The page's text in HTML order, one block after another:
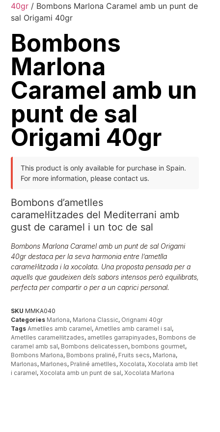
40gr / Bombons Marlona Caramel amb un punt de
sal Origami 40gr
Bombons
Marlona
Caramel amb un
punt de sal
Origami 40gr
This product is only available for purchase in Spain.
For more information, please contact us.
Bombons d’ametlles
caramel·litzades del Mediterrani amb
gust de caramel i un toc de sal
Bombons Marlona Caramel amb un punt de sal Origami
40gr destaca per la seva harmonia entre l’ametlla
caramel·litzada i la xocolata. Una proposta pensada per a
aquells que gaudeixen dels sabors intensos però equilibrats,
perfecta per compartir o per a un caprici personal.
SKUMMKA040
Categories Marlona, Marlona Classic, Orignami 40gr
Tags Ametlles amb caramel, Ametlles amb caramel i sal,
Ametlles caramel·litzades, ametlles garrapinyades, Bombons de
caramel amb sal, Bombons delicatessen, bombons gourmet,
Bombons Marlona, Bombons praliné, Fruits secs, Marlona,
Marlonas, Marlones, Praliné ametlles,Xocolata,Xocolata amb llet
i caramel,Xocolata amb un punt de sal,Xocolata Marlona